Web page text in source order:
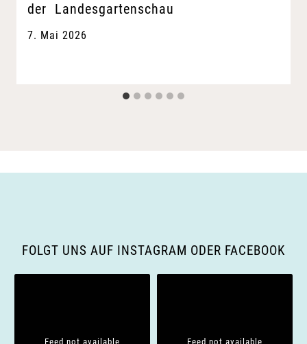
der Landesgartenschau
7. Mai 2026
FOLGT UNS AUF INSTAGRAM ODER FACEBOOK
Feed not available Feed not available